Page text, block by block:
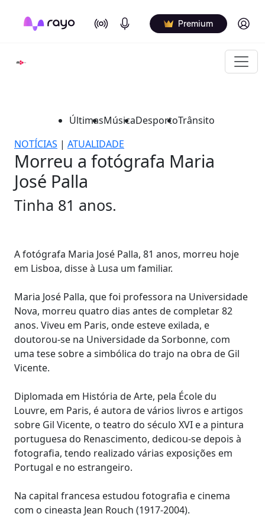
On Air Podcasts Premium Log in
ÚltimasMúsicaDesportoTrânsito
NOTÍCIAS | ATUALIDADE
Morreu a fotógrafa Maria
José Palla
Tinha 81 anos.
A fotógrafa Maria José Palla, 81 anos, morreu hoje
em Lisboa, disse à Lusa um familiar.
Maria José Palla, que foi professora na Universidade
Nova, morreu quatro dias antes de completar 82
anos. Viveu em Paris, onde esteve exilada, e
doutorou-se na Universidade da Sorbonne, com
uma tese sobre a simbólica do trajo na obra de Gil
Vicente.
Diplomada em História de Arte, pela École du
Louvre, em Paris, é autora de vários livros e artigos
sobre Gil Vicente, o teatro do século XVI e a pintura
portuguesa do Renascimento, dedicou-se depois à
fotografia, tendo realizado várias exposições em
Portugal e no estrangeiro.
Na capital francesa estudou fotografia e cinema
com o cineasta Jean Rouch (1917-2004).